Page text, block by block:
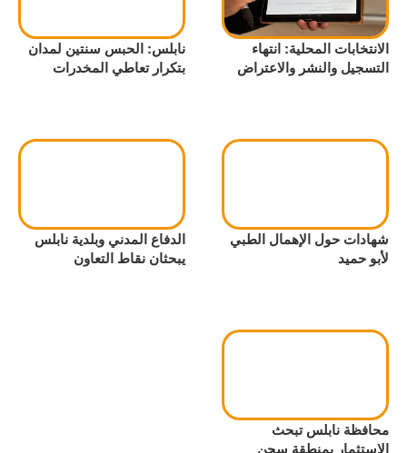
الانتخابات المحلية: انتهاء
التسجيل والنشر والاعتراض
نابلس: الحبس سنتين لمدان
بتكرار تعاطي المخدرات
شهادات حول الإهمال الطبي
لأبو حميد
الدفاع المدني وبلدية نابلس
يبحثان نقاط التعاون
محافظة نابلس تبحث
الاستثمار بمنطقة سجن